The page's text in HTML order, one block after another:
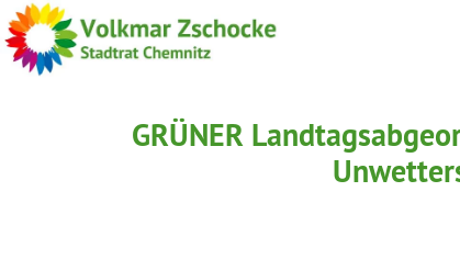
GRÜNER